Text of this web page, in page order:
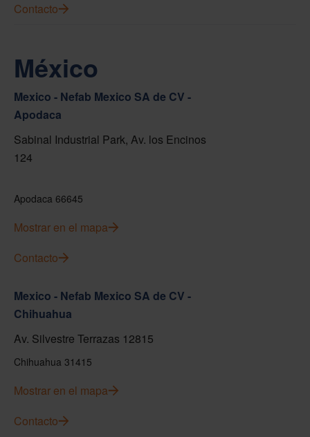
Contacto
México
Mexico - Nefab Mexico SA de CV -
Apodaca
Sabinal Industrial Park, Av. los Encinos
124
Apodaca 66645
Mostrar en el mapa
Contacto
Mexico - Nefab Mexico SA de CV -
Chihuahua
Av. Silvestre Terrazas 12815
Chihuahua 31415
Mostrar en el mapa
Contacto